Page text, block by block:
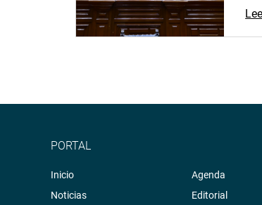
EL acto más aplaudido fue el
uniformes y con pabellón en mano,
de Lima y Callao. Inclusive, vinieron
desarrollar la función de legislar”,
PORTAL
Inicio
Noticias
Agenda
Editorial